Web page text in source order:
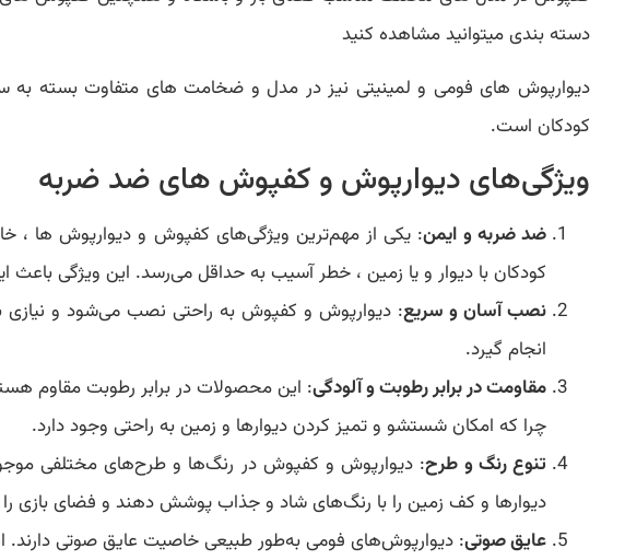
دسته بندی میتوانید مشاهده کنید
دیوارپوش های فومی و لمینیتی نیز در مدل و ضخامت های متفاوت بسته به
کودکان است.
ویژگی‌های دیوارپوش و کفپوش های ضد ضربه
ضد ضربه و ایمن: یکی از مهم‌ترین ویژگی‌های کفپوش و دیوارپوش ها ،
کودکان با دیوار و یا زمین ، خطر آسیب به حداقل می‌رسد. این ویژگی
نصب آسان و سریع: دیوارپوش و کفپوش به راحتی نصب می‌شود و نیازی
انجام گیرد.
مقاومت در برابر رطوبت و آلودگی: این محصولات در برابر رطوبت مقاوم
چرا که امکان شستشو و تمیز کردن دیوارها و زمین به راحتی وجود دارد.
تنوع رنگ و طرح: دیوارپوش و کفپوش در رنگ‌ها و طرح‌های مختلفی
دیوارها و کف زمین را با رنگ‌های شاد و جذاب پوشش دهند و فضای بازی را
عایق صوتی: دیوارپوش‌های فومی به‌طور طبیعی خاصیت عایق صوتی